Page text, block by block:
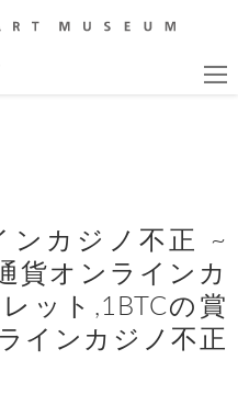
ンカジノ不正 ~
貨オンラインカ
ット,1BTCの賞
インカジノ不正